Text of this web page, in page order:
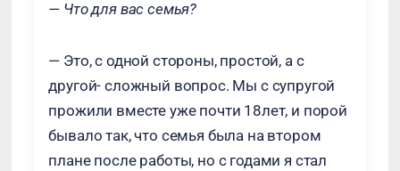
— Что для вас семья?
— Это, с одной стороны, простой, а с
другой- сложный вопрос. Мы с супругой
прожили вместе уже почти 18лет, и порой
бывало так, что семья была на втором
плане после работы, но с годами я стал